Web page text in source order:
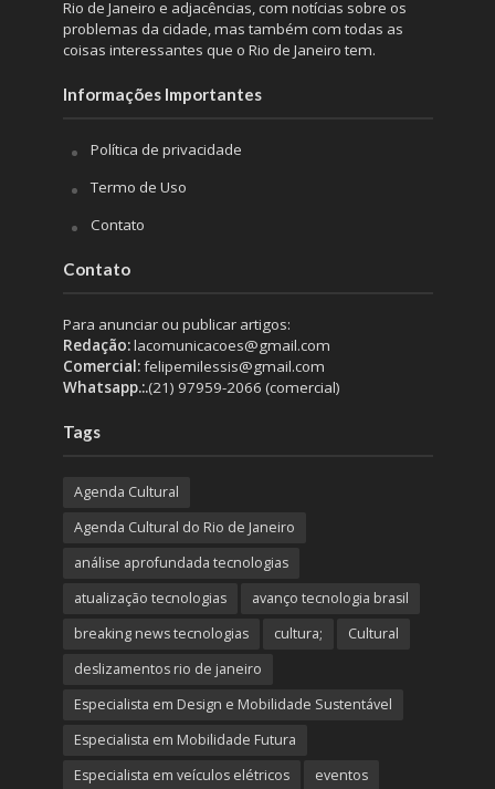
Rio de Janeiro e adjacências, com notícias sobre os
problemas da cidade, mas também com todas as
coisas interessantes que o Rio de Janeiro tem.
Informações Importantes
Política de privacidade
Termo de Uso
Contato
Contato
Para anunciar ou publicar artigos:
Redação:lacomunicacoes@gmail.com
Comercial:felipemilessis@gmail.com
Whatsapp.:.(21) 97959-2066 (comercial)
Tags
Agenda Cultural
Agenda Cultural do Rio de Janeiro
análise aprofundada tecnologias
atualização tecnologias
avanço tecnologia brasil
breaking news tecnologias
cultura;
Cultural
deslizamentos rio de janeiro
Especialista em Design e Mobilidade Sustentável
Especialista em Mobilidade Futura
Especialista em veículos elétricos
eventos